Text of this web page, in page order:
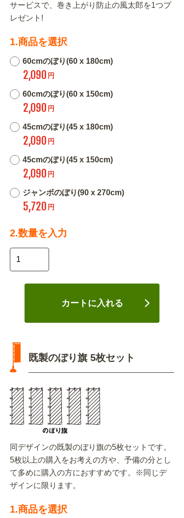
サービスで、巻き上がり防止の風太郎を1つプ
レゼント!
1.商品を選択
60cmのぼり(60 x 180cm)
2,090 円
60cmのぼり(60 x 150cm)
2,090 円
45cmのぼり(45 x 180cm)
2,090 円
45cmのぼり(45 x 150cm)
2,090 円
ジャンボのぼり(90 x 270cm)
5,720 円
2.数量を入力
カートに入れる
既製のぼり旗 5枚セット
同デザインの既製のぼり旗の5枚セットです。
5枚以上の購入をお考えの方や、予備の分とし
て多めに購入の方におすすめです。※同じデ
ザインに限ります。
1.商品を選択